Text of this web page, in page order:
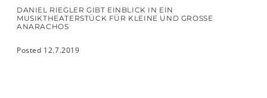
DANIEL RIEGLER GIBT EINBLICK IN EIN
MUSIKTHEATERSTÜCK FÜR KLEINE UND GROSSE A
NARACHOS
Posted 12.7.2019